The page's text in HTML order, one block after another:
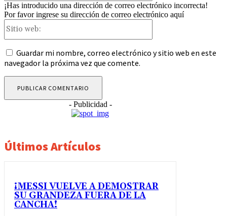
¡Has introducido una dirección de correo electrónico incorrecta!
Por favor ingrese su dirección de correo electrónico aquí
Guardar mi nombre, correo electrónico y sitio web en este
navegador la próxima vez que comente.
- Publicidad -
Últimos Artículos
¡MESSI VUELVE A DEMOSTRAR
SU GRANDEZA FUERA DE LA
CANCHA!